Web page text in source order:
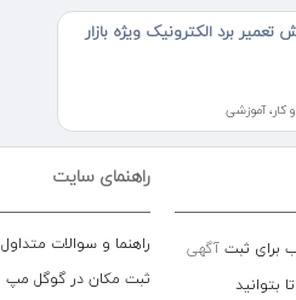
تعمیر برد الکترونیک ویژه بازار
آموزشی
برای ثبتآگهی
بتوانید
راهنمای سایت
راهنما و سوالات متداول
ثبت مکان در گوگل مپ